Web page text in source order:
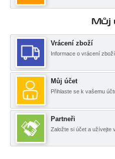
Můj
Vrácení zboží
Informace o vrácení zboží.
Můj účet
Přihlaste se k vašemu
Partneři
Založte si účet a užívejte